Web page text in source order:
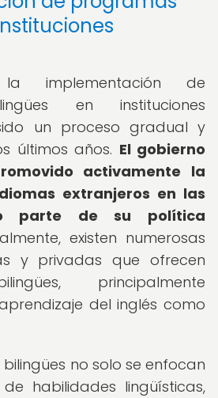
implementación de
en instituciones
un proceso gradual y
últimos años. El gobierno
activamente la
extranjeros en las
parte de su política
existen numerosas
y privadas que ofrecen
principalmente
del inglés como
no solo se enfocan
habilidades lingüísticas,